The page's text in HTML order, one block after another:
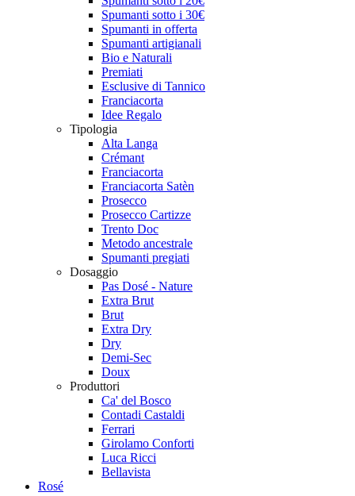
Spumanti sotto i 30€
Spumanti in offerta
Spumanti artigianali
Bio e Naturali
Premiati
Esclusive di Tannico
Franciacorta
Idee Regalo
Tipologia
Alta Langa
Crémant
Franciacorta
Franciacorta Satèn
Prosecco
Prosecco Cartizze
Trento Doc
Metodo ancestrale
Spumanti pregiati
Dosaggio
Pas Dosé - Nature
Extra Brut
Brut
Extra Dry
Dry
Demi-Sec
Doux
Produttori
Ca' del Bosco
Contadi Castaldi
Ferrari
Girolamo Conforti
Luca Ricci
Bellavista
Rosé